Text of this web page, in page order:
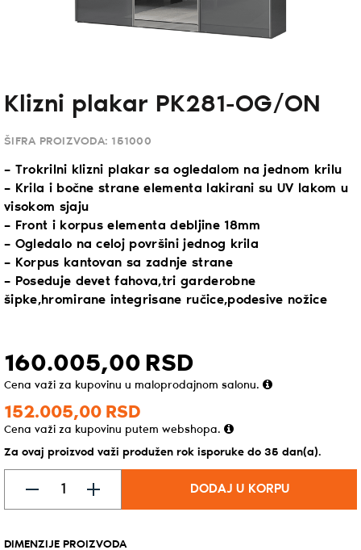
Klizni plakar PK281-OG/ON
ŠIFRA PROIZVODA: 151000
– Trokrilni klizni plakar sa ogledalom na jednom krilu
– Krila i bočne strane elementa lakirani su UV lakom u
visokom sjaju
– Front i korpus elementa debljine 18mm
– Ogledalo na celoj površini jednog krila
– Korpus kantovan sa zadnje strane
– Poseduje devet fahova,tri garderobne
šipke,hromirane integrisane ručice,podesive nožice
160.005,00 RSD
Cena važi za kupovinu u maloprodajnom salonu.
152.005,00 RSD
Cena važi za kupovinu putem webshopa.
Za ovaj proizvod važi produžen rok isporuke do 35 dan(a).
DODAJ U KORPU
DIMENZIJE PROIZVODA